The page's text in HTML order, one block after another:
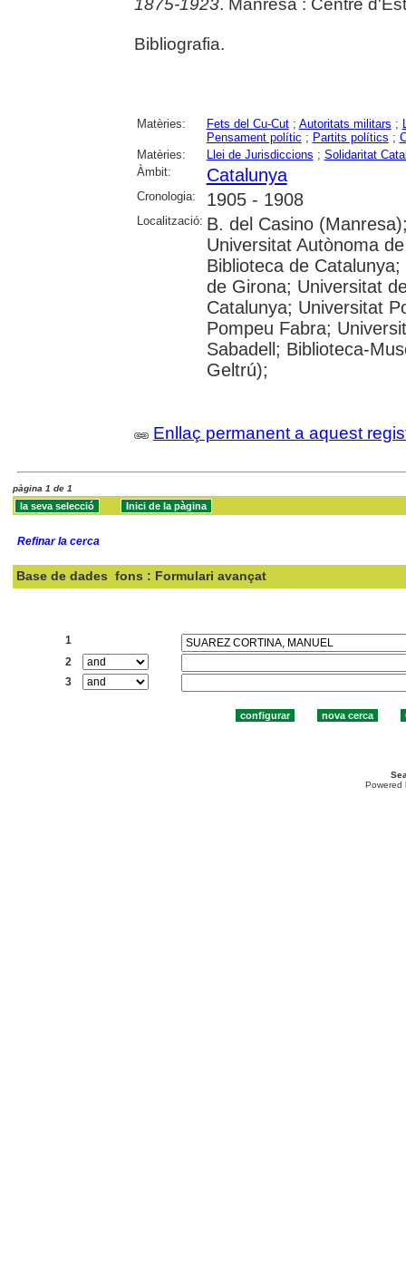
1875-1923. Manresa : Centre
Bibliografia.
Matèries: Fets del Cu-Cut; Autoritats militars ;
Pensament polític ; Partits polítics ;
Matèries:
Llei de Jurisdiccions ; Solidaritat
Àmbit:
Catalunya
Cronologia: 1905 - 1908
Localització: B. del Casino
Universitat Autònoma
Biblioteca de
de Girona; Universitat
Catalunya; Universitat
Pompeu Fabra;
Sabadell; Biblioteca-
Geltrú);
Enllaç permanent a aquest
pàgina 1 de 1
Refinar la cerca
Base de dades fons : Formulari avançat
1
2
3
Powered